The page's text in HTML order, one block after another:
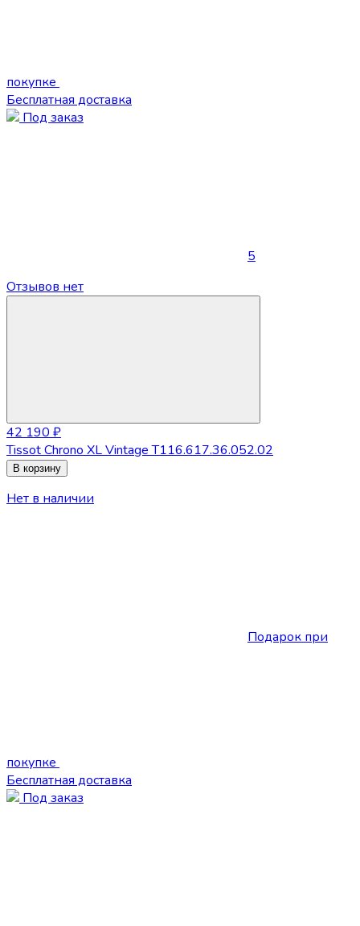
покупке
Бесплатная доставка
Под заказ
5
Отзывов нет
42 190 ₽
Tissot Chrono XL Vintage T116.617.36.052.02
В корзину
Нет в наличии
Подарок при
покупке
Бесплатная доставка
Под заказ